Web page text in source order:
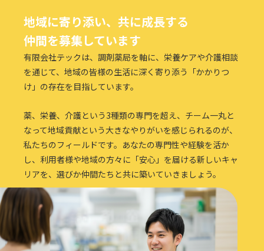
地域に寄り添い、共に成長する
仲間を募集しています
有限会社テックは、調剤薬局を軸に、栄養ケアや介護相談
を通じて、地域の皆様の生活に深く寄り添う「かかりつ
け」の存在を目指しています。
薬、栄養、介護という3種類の専門を超え、チーム一丸と
なって地域貢献という大きなやりがいを感じられるのが、
私たちのフィールドです。あなたの専門性や経験を活か
し、利用者様や地域の方々に「安心」を届ける新しいキャ
リアを、選びか仲間たちと共に築いていきましょう。